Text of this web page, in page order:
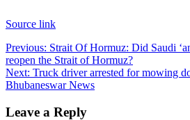
Source link
Post
navigation
Previous: Strait Of Hormuz: Did Saudi
reopen the Strait of Hormuz?
Next: Truck driver arrested for mowing
Bhubaneswar News
Leave a Reply